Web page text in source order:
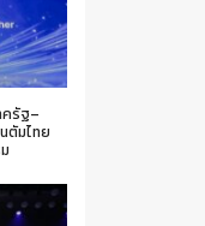
ครัฐ–
ตัมไทย